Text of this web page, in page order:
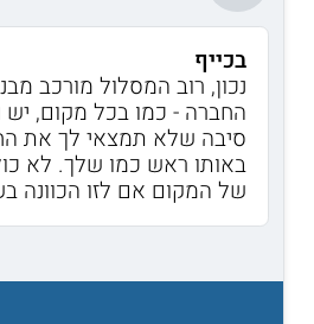
בכייף
נכון, רוב המסלול מורכב
החברה - כמו בכל מקום, יש
סיבה שלא תמצאי לך את
באותו ראש כמו שלך. לא
של המקום אם לזו הכוונה